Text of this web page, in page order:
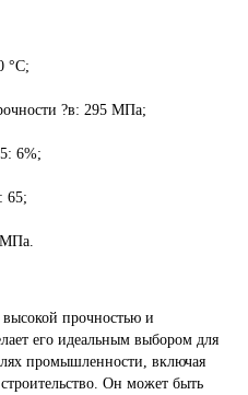
°C;
?в: 295 МПа;
6%;
65;
прочностью и
его идеальным выбором для
промышленности, включая
Он может быть